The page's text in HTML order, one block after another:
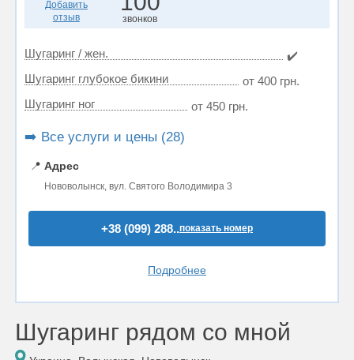
Добавить
отзыв
звонков
Шугаринг / жен.
✔️
Шугаринг глубокое бикини
от 400 грн.
Шугаринг ног
от 450 грн.
➡️ Все услуги и цены (28)
📍 Адрес
Нововолынск, вул. Святого Володимира 3
+38 (099) 288..показать номер
Подробнее
Шугаринг рядом со мной